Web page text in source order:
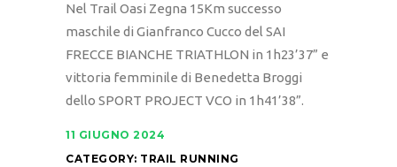
Nel Trail Oasi Zegna 15Km successo
maschile di Gianfranco Cucco del SAI
FRECCE BIANCHE TRIATHLON in 1h23’37” e
vittoria femminile di Benedetta Broggi
dello SPORT PROJECT VCO in 1h41’38”.
11 GIUGNO 2024
CATEGORY: TRAIL RUNNING